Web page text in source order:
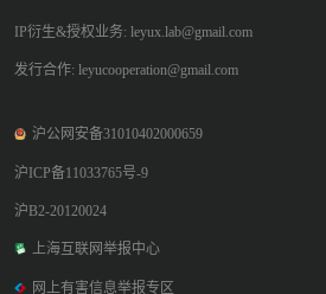
IP衍生&授权业务: leyux.lab@gmail.com
发行合作: leyucooperation@gmail.com
沪公网安备31010402000659
沪ICP备11033765号-9
沪B2-20120024
上海互联网举报中心
网上有害信息举报专区